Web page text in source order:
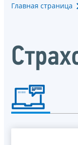
Главная страница